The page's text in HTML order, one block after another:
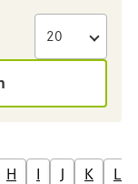
H I J K L